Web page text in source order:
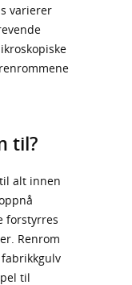
varierer
til?
alt innen
forstyrres
Renrom
til